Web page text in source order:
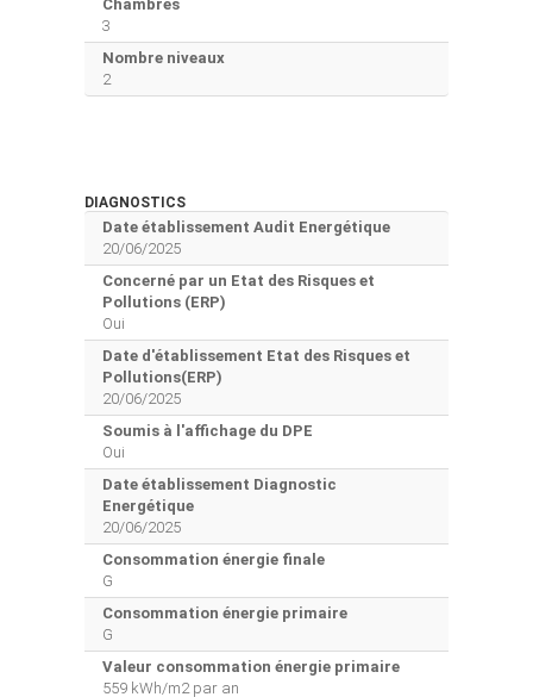
Chambres
3
Nombre niveaux
2
DIAGNOSTICS
Date établissement Audit Energétique
20/06/2025
Concerné par un Etat des Risques et
Pollutions (ERP)
Oui
Date d'établissement Etat des Risques et
Pollutions(ERP)
20/06/2025
Soumis à l'affichage du DPE
Oui
Date établissement Diagnostic
Energétique
20/06/2025
Consommation énergie finale
G
Consommation énergie primaire
G
Valeur consommation énergie primaire
559 kWh/m2 par an